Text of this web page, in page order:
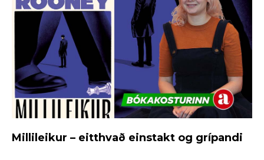
Millileikur – eitthvað einstakt og grípandi